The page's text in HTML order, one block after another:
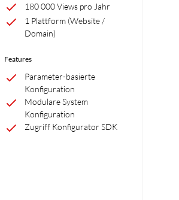
180 000 Views pro Jahr
1 Plattform (Website /
Domain)
Features
Parameter-basierte
Konfiguration
Modulare System
Konfiguration
Zugriff Konfigurator SDK